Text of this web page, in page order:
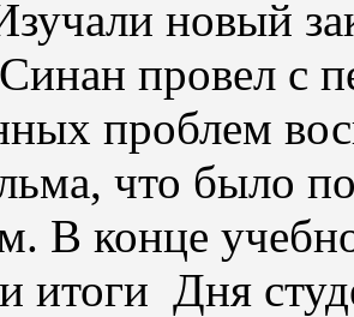
новый
провел с
проблем
что было
В конце
итоги Дня